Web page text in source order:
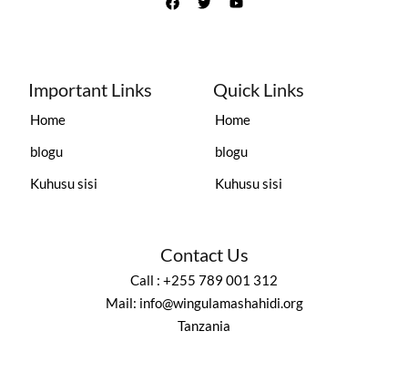
Important Links
Home
blogu
Kuhusu sisi
Quick Links
Home
blogu
Kuhusu sisi
Contact Us
Call : +255 789 001 312
Mail: info@wingulamashahidi.org
Tanzania